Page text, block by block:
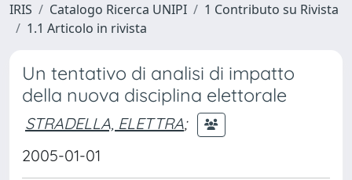
IRIS Catalogo Ricerca UNIPI
1 Contributo su Rivista
1.1 Articolo in rivista
Un tentativo di analisi di impatto
della nuova disciplina elettorale
STRADELLA, ELETTRA;
2005-01-01